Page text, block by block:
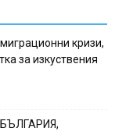
кризи,
за изкуствения